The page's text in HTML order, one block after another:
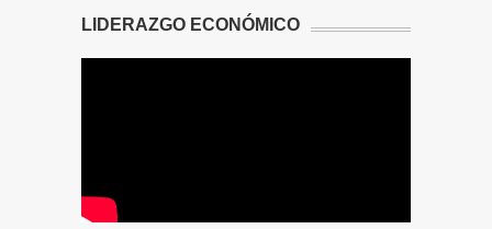
LIDERAZGO ECONÓMICO